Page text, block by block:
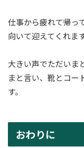
仕事から疲れて帰っ
向いて迎えてくれます
大きい声でただいま
まと言い、靴とコー
す。
おわりに